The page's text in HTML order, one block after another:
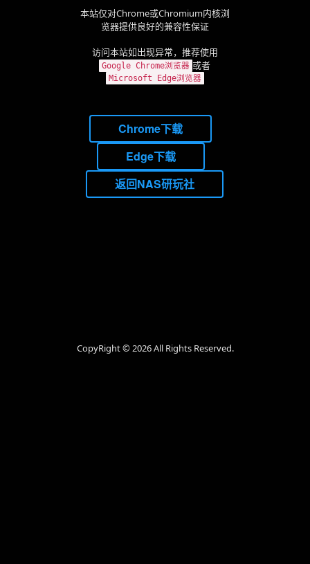
本站仅对Chrome或Chromium内核浏
览器提供良好的兼容性保证
访问本站如出现异常，推荐使用
Google Chrome浏览器 或者
Microsoft Edge浏览器
Chrome下载
Edge下载
返回NAS研玩社
CopyRight ©2026 All Rights Reserved.